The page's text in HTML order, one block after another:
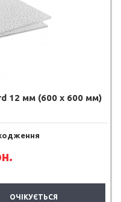
12 мм (600 х 600 мм)
ОЧІКУЄТЬСЯ